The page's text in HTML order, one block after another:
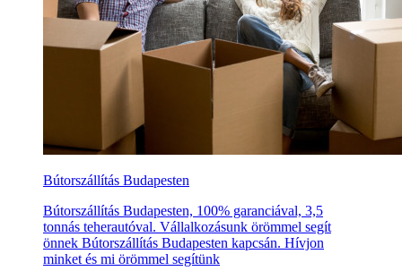
Bútorszállítás Budapesten
Bútorszállítás Budapesten, 100% garanciával, 3,5
tonnás teherautóval. Vállalkozásunk örömmel segít
önnek Bútorszállítás Budapesten kapcsán. Hívjon
minket és mi örömmel segítünk